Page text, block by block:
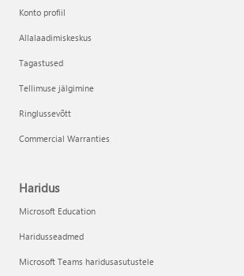
Konto profiil
Allalaadimiskeskus
Tagastused
Tellimuse jälgimine
Ringlussevõtt
Commercial Warranties
Haridus
Microsoft Education
Haridusseadmed
Microsoft Teams haridusasutustele